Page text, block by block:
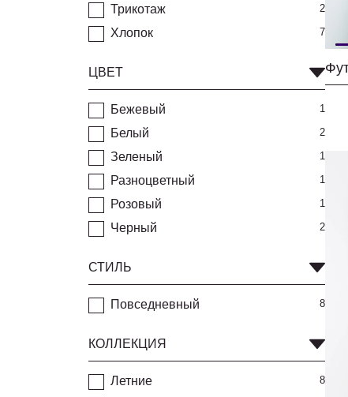
Трикотаж 2
Хлопок 7
ЦВЕТ
Бежевый 1
Белый 2
Зеленый 1
Разноцветный 1
Розовый 1
Черный 2
СТИЛЬ
Повседневный 8
КОЛЛЕКЦИЯ
Летние 8